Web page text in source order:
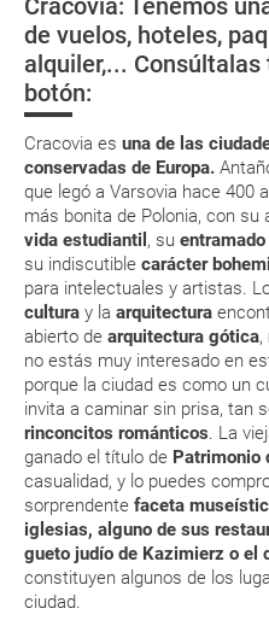
de vuelos, hoteles,
alquiler,...
botón:
Cracovia es una de las
conservadas de Europa.
que legó a Varsovia hace 400
más bonita de Polonia, con su
vida estudiantil , su
su indiscutible carácter
para intelectuales y artistas.
cultura y la arquitectura
abierto de arquitectura gótica,
no estás muy interesado en
porque la ciudad es como un
invita a caminar sin prisa, tan
rinconcitos románticos . La
ganado el título de Patrimonio
casualidad, y lo puedes
sorprendente faceta
iglesias, alguno de sus
gueto judío de Kazimierz o el
constituyen algunos de los
ciudad.
La fábrica de
Schindler
(Cracovia)
Asistencia sanitaria
Moneda en Polonia
Eso sí, deberás estar atento si
a que muchas de ellas exigen la
(que deberás realizar a través de
suplemento extra en el mismo
En caso de tener que enviarte la
vacacional (Caribe, circuitos,
de tu reserva alrededor de 10 días
imprimir y llevar contigo en el viaje.
Esta documentación te será
aérea a la hora de realizar el
MODIFICACIÓN ó
modificar una reserva del
generar una anulación o
¿Qué caducidad debe
a...?
¿Con cuánta antelación
aeropuerto?